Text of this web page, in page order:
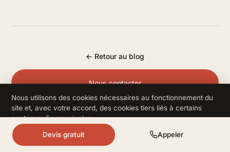
← Retour au blog
Nous contacter
Devis gratuit Appeler
Nous utilisons des cookies nécessaires au fonctionnement du
site et, avec votre accord, des cookies tiers liés à certains
contenus.En savoir plus.
Refuser Accepter